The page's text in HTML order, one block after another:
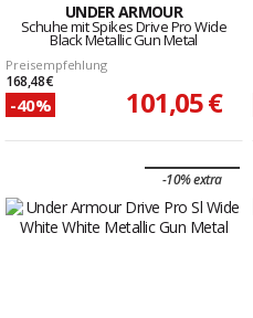
UNDER ARMOUR
Schuhe mit Spikes Drive Pro Wide
Black Metallic Gun Metal
Preisempfehlung
168,48 €
-40% 101,05 €
-10% extra